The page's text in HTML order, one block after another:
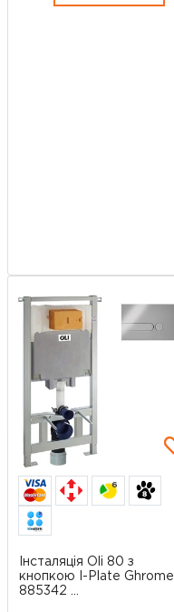
6
Інсталяція Oli 80 з
кнопкою I-Plate Ghrome
885342 ...